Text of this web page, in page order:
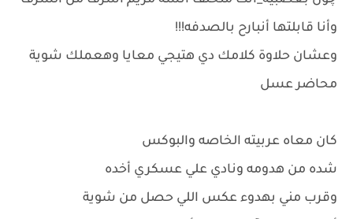
وأنا قابلتها أنبارح بالصدفه!!!
وعشان حلاوة كلامك دي هتيجي معايا وهعملك شوية
محاضر عسل
كان معاه عربيته الخاصه والبوكس
شده من هدومه ونادي علي عسكري أخده
وقرب مني بهدوء عكس اللي حصل من شوية